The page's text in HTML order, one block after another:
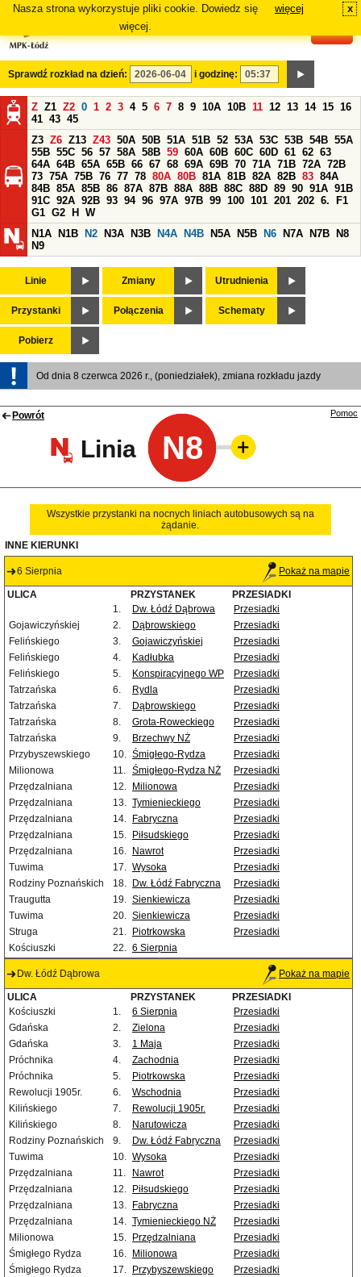
Nasza strona wykorzystuje pliki cookie. Dowiedz się
więcej.
więcej x
Sprawdź rozkład na dzień: i godzinę:
Z Z1 Z2 0 1 2 3 4 5 6 7 8 9 10A 10B 11 12 13 14 15 16
41 43 45
Z3 Z6 Z13 Z43 50A 50B 51A 51B 52 53A 53C 53B 54B 55A
55B 55C 56 57 58A 58B 59 60A 60B 60C 60D 61 62 63
64A 64B 65A 65B 66 67 68 69A 69B 70 71A 71B 72A 72B
73 75A 75B 76 77 78 80A 80B 81A 81B 82A 82B 83 84A
84B 85A 85B 86 87A 87B 88A 88B 88C 88D 89 90 91A 91B
91C 92A 92B 93 94 96 97A 97B 99 100 101 201 202 6.
F1
G1 G2 H
W
N1A
N1B N2 N3A N3B N4A N4B N5A N5B N6 N7A N7B
N8
N9
Linie Zmiany Utrudnienia
Przystanki Połączenia Schematy
Pobierz
Od dnia 8 czerwca 2026 r., (poniedziałek), zmiana rozkładu jazdy
Powrót
Linia N8
Pomoc
Wszystkie przystanki na nocnych liniach autobusowych są na
żądanie.
INNE KIERUNKI
6 Sierpnia Pokaż na mapie
ULICA PRZYSTANEK
PRZESIADKI
1.
Dw. Łódź Dąbrowa
Przesiadki
Gojawiczyńskiej
2. Dąbrowskiego
Przesiadki
Felińskiego
3. Gojawiczyńskiej
Przesiadki
Felińskiego
4. Kadłubka
Przesiadki
Felińskiego
5. Konspiracyjnego WP
Przesiadki
Tatrzańska
6. Rydla
Przesiadki
Tatrzańska
7. Dąbrowskiego
Przesiadki
Tatrzańska
8. Grota-Roweckiego
Przesiadki
Tatrzańska
9. Brzechwy NŻ
Przesiadki
Przybyszewskiego
10. Śmigłego-Rydza
Przesiadki
Milionowa
11. Śmigłego-Rydza NŻ
Przesiadki
Przędzalniana
12. Milionowa
Przesiadki
Przędzalniana
13. Tymienieckiego
Przesiadki
Przędzalniana
14. Fabryczna
Przesiadki
Przędzalniana
15. Piłsudskiego
Przesiadki
Przędzalniana
16. Nawrot
Przesiadki
Tuwima
17. Wysoka
Przesiadki
Rodziny Poznańskich
18. Dw. Łódź Fabryczna
Przesiadki
Traugutta
19. Sienkiewicza
Przesiadki
Tuwima
20. Sienkiewicza
Przesiadki
Struga
21. Piotrkowska
Przesiadki
Kościuszki
22. 6 Sierpnia
Dw. Łódź Dąbrowa Pokaż na mapie
ULICA PRZYSTANEK
PRZESIADKI
Kościuszki
1. 6 Sierpnia
Przesiadki
Gdańska
2. Zielona
Przesiadki
Gdańska
3. 1 Maja
Przesiadki
Próchnika
4. Zachodnia
Przesiadki
Próchnika
5. Piotrkowska
Przesiadki
Rewolucji 1905r.
6. Wschodnia
Przesiadki
Kilińskiego
7. Rewolucji 1905r.
Przesiadki
Kilińskiego
8. Narutowicza
Przesiadki
Rodziny Poznańskich
9. Dw. Łódź Fabryczna
Przesiadki
Tuwima
10. Wysoka
Przesiadki
Przędzalniana
11. Nawrot
Przesiadki
Przędzalniana
12. Piłsudskiego
Przesiadki
Przędzalniana
13. Fabryczna
Przesiadki
Przędzalniana
14. Tymienieckiego NŻ
Przesiadki
Milionowa
15. Przędzalniana
Przesiadki
Śmigłego Rydza
16. Milionowa
Przesiadki
Śmigłego Rydza
17. Przybyszewskiego
Przesiadki